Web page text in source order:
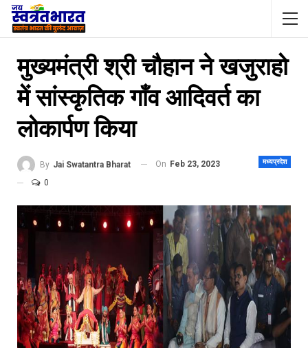
मुख्यमंत्री श्री चौहान ने खजुराहो
में सांस्कृतिक गाँव आदिवर्त का
लोकार्पण किया
मध्यप्रदेश
By Jai Swatantra Bharat On Feb 23, 2023
0